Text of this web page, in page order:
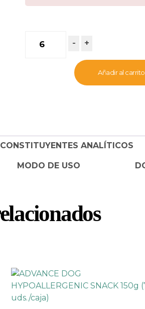
- +
Añadir al carrito
CONSTITUYENTES ANALÍTICOS
MODO DE USO